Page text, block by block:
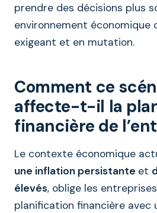
prendre des décisions plus
environnement économique
exigeant et en mutation.
Comment ce
affecte-t-il la
financière de
Le contexte économique
une inflation persistante et
élevés, oblige les
planification financière avec